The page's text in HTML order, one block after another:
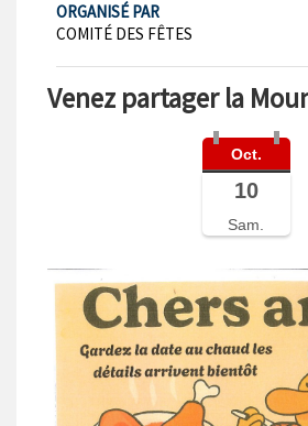
ORGANISÉ PAR
COMITÉ DES FÊTES
Venez partager la
Oct.
10
Sam.